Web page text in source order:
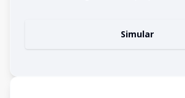
Simular